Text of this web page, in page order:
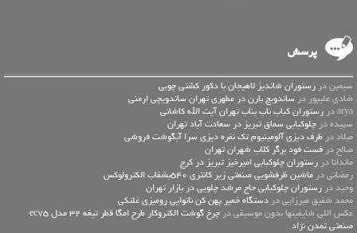
پرسش
سیمین در رستوران شاندیز لاهیجان با دکور کشتی چوبی
شادی علیپور در ساندویچ بارن در مطهری تهران ساندویچی ارمنی
arya در
رستوران کباب ناب بناب تهران آیت الله کاشانی
سپیده در چلوکبابی سماق تبریز در سعادت آباد تهران
میلاد در ظرف دیزی آلومینیوم تک نفره دیزی سرا آبگوشت فروشی
صالح در فست فود برگر کلاب شهران تهران
ماندانا در رستوران چلوکبابی امیرخیز تبریز در کرج
رمضانی در ماشین ظرفشویی صنعتی زیر کانتری 540بشقاب الکترولوکس
وحید در رستوران چلوکبابی حاج مرشد چلویی در بازار تهران
محمد شفیق میرزایی در دستگاه خمیر پهن کن نانوایی رومیزی غلتکی
عكس اللي شايفينها بدون موسيقى در
چرخ گوشت الکتروکار طرح امگا قطر تیغه 32 مدل ec75
صنعتی تمدن نژاد